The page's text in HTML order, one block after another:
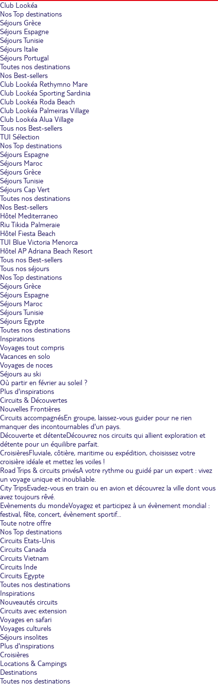
Club Lookéa
Nos Top destinations
Séjours Grèce
Séjours Espagne
Séjours Tunisie
Séjours Italie
Séjours Portugal
Toutes nos destinations
Nos Best-sellers
Club Lookéa Rethymno Mare
Club Lookéa Sporting Sardinia
Club Lookéa Roda Beach
Club Lookéa Palmeiras Village
Club Lookéa Alua Village
Tous nos Best-sellers
TUI Sélection
Nos Top destinations
Séjours Espagne
Séjours Maroc
Séjours Grèce
Séjours Tunisie
Séjours Cap Vert
Toutes nos destinations
Nos Best-sellers
Hôtel Mediterraneo
Riu Tikida Palmeraie
Hôtel Fiesta Beach
TUI Blue Victoria Menorca
Hôtel AP Adriana Beach Resort
Tous nos Best-sellers
Tous nos séjours
Nos Top destinations
Séjours Grèce
Séjours Espagne
Séjours Maroc
Séjours Tunisie
Séjours Egypte
Toutes nos destinations
Inspirations
Voyages tout compris
Vacances en solo
Voyages de noces
Séjours au ski
Où partir en février au soleil ?
Plus d'inspirations
Circuits & Découvertes
Nouvelles Frontières
Circuits accompagnésEn groupe, laissez-vous guider pour ne rien
manquer des incontournables d'un pays.
Découverte et détenteDécouvrez nos circuits qui allient exploration et
détente pour un équilibre parfait.
CroisièresFluviale, côtière, maritime ou expédition, choisissez votre
croisière idéale et mettez les voiles !
Road Trips & circuits privésA votre rythme ou guidé par un expert : vivez
un voyage unique et inoubliable.
City TripsEvadez-vous en train ou en avion et découvrez la ville dont vous
avez toujours rêvé.
Evènements du mondeVoyagez et participez à un évènement mondial :
festival, fête, concert, évènement sportif...
Toute notre offre
Nos Top destinations
Circuits Etats-Unis
Circuits Canada
Circuits Vietnam
Circuits Inde
Circuits Egypte
Toutes nos destinations
Inspirations
Nouveautés circuits
Circuits avec extension
Voyages en safari
Voyages culturels
Séjours insolites
Plus d'inspirations
Croisières
Locations & Campings
Destinations
Toutes nos destinations